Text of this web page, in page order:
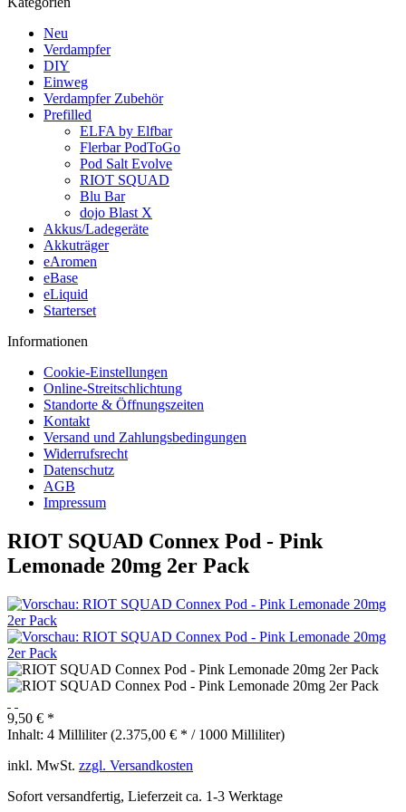
Neu
Verdampfer
DIY
Einweg
Verdampfer Zubehör
Prefilled
ELFA by Elfbar
Flerbar PodToGo
Pod Salt Evolve
RIOT SQUAD
Blu Bar
dojo Blast X
Akkus/Ladegeräte
Akkuträger
eAromen
eBase
eLiquid
Starterset
Informationen
Cookie-Einstellungen
Online-Streitschlichtung
Standorte & Öffnungszeiten
Kontakt
Versand und Zahlungsbedingungen
Widerrufsrecht
Datenschutz
AGB
Impressum
RIOT SQUAD Connex Pod - Pink
Lemonade 20mg 2er Pack
9,50 € *
Inhalt: 4 Milliliter (2.375,00 € * / 1000 Milliliter)
inkl. MwSt. zzgl. Versandkosten
Sofort versandfertig, Lieferzeit ca. 1-3 Werktage